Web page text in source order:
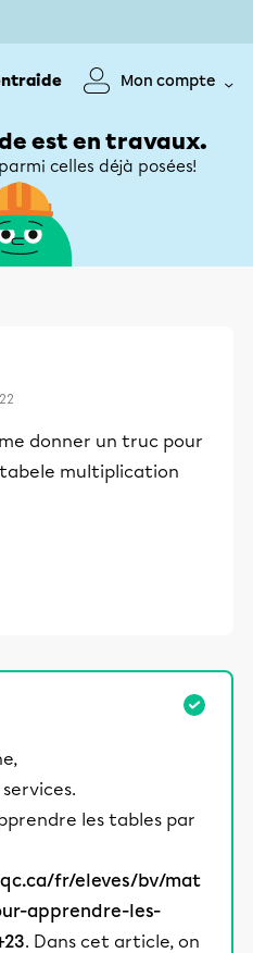
Mon compte
est en travaux.
celles déjà posées!
donner un truc pour
multiplication
les tables par
fr/eleves/bv/mat
apprendre-les-
. Dans cet article, on